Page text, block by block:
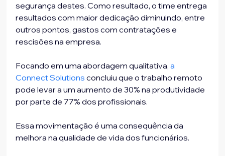
segurança destes. Como resultado, o time entrega
resultados com maior dedicação diminuindo, entre
outros pontos, gastos com contratações e
rescisões na empresa.
Focando em uma abordagem qualitativa, a
Connect Solutions concluiu que o trabalho remoto
pode levar a um aumento de 30% na produtividade
por parte de 77% dos profissionais.
Essa movimentação é uma consequência da
melhora na qualidade de vida dos funcionários.